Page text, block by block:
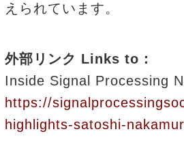
えられています。
外部リンク Links to：
Inside Signal Processing
https://
highlights-satoshi-